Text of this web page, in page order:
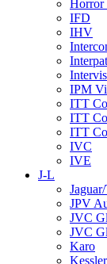
Horror
IFD
IHV
IPM
ITT
ITT
ITT
IVC
IVE
J-L
JPV
JVC
JVC
Karo
Kessler